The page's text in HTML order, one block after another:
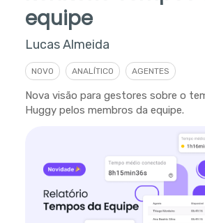
equipe
Lucas Almeida
NOVO ANALÍTICO AGENTES
Nova visão para gestores sobre o
Huggy pelos membros da equipe.